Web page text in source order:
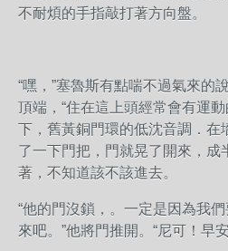
不耐煩的手指敲打著方向盤。
“嘿，”塞魯斯有點喘不過氣來的
頂端，“住在這上頭經常會有運
下，舊黃銅門環的低沈音調．在
了一下門把，門就晃了開來，成
著，不知道該不該進去。
“他的門沒鎖，。一定是因為我
來吧。”他將門推開。“尼可！早